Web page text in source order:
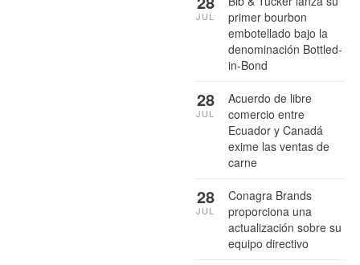
primer bourbon
embotellado bajo la
denominación Bottled-
in-Bond
JUL
Acuerdo de libre
comercio entre
Ecuador y Canadá
exime las ventas de
carne
28
JUL
Conagra Brands
proporciona una
actualización sobre su
equipo directivo
28
JUL